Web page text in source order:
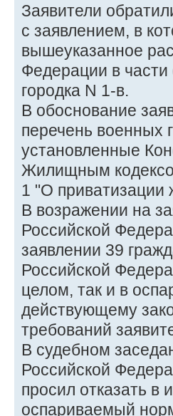
Заявители
с заявлением, в
вышеуказанное
Федерации в
городка N 1-в.
В обоснование
перечень военных
установленные
Жилищным
1 "О
В возражении на
Российской
заявлении 39
Российской
целом, так и в
действующему
требований
В судебном
Российской
просил отказать в
оспариваемый